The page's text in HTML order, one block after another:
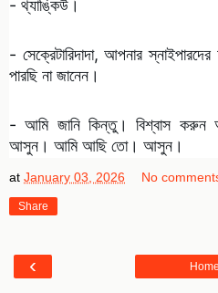
- থ্যাঙ্কিউ।
- সেক্রেটারিদাদা, আপনার
পারছি না জানেন।
- আমি জানি কিন্তু। বিশ্বাস করুন
আসুন। আমি আছি তো। আসুন।
at January 03, 2026 No
Share
‹ Home